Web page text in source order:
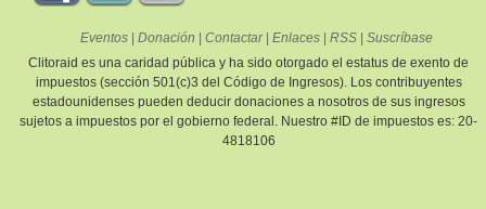
Eventos Donación Contactar| Enlaces RSS
Suscríbase
Clitoraid es una caridad pública y ha sido otorgado el estatus de exento de
impuestos (sección 501(c)3 del Código de Ingresos). Los contribuyentes
estadounidenses pueden deducir donaciones a nosotros de sus ingresos
sujetos a impuestos por el gobierno federal. Nuestro #ID de impuestos es: 20-
4818106